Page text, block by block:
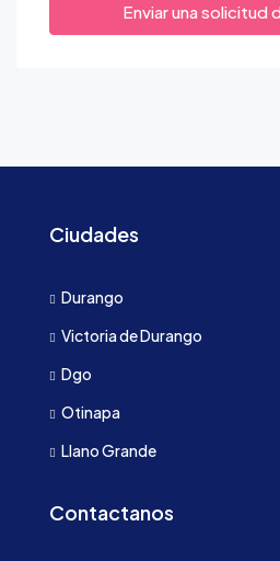
Enviar una solicitud
Ciudades
Durango
Victoria de Durango
Dgo
Otinapa
Llano Grande
Contactanos